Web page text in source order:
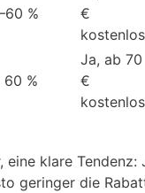
%
€
kostenlos
60 %
Ja, ab 70
€
kostenlos
eine klare Tendenz:
geringer die